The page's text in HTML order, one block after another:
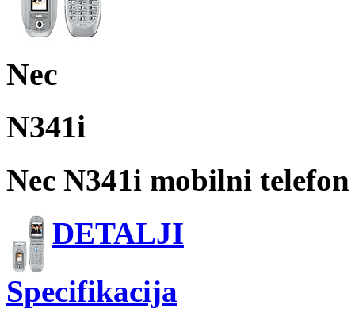
Nec
N341i
Nec N341i mobilni telefon
DETALJI
Specifikacija